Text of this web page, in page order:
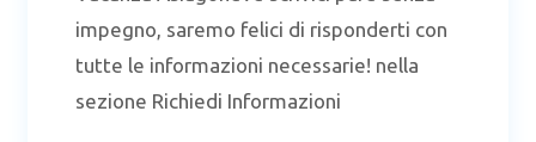
impegno, saremo felici di risponderti con
tutte le informazioni necessarie! nella
sezione Richiedi Informazioni